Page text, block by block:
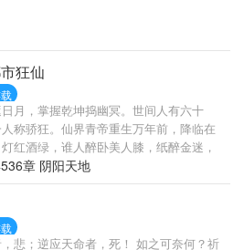
靖，燕南天，乔峰…… 当然，这个世界还
小龙女，王语嫣，宁中则…… 在这么一
世界，获得最强反派系统的他将何去何
狂仙
月，掌握乾坤捣幽冥。世间人有六十
称骄狂。仙界青帝重生万年前，降临在
红酒绿，谁人醉卧美人膝，纸醉金迷，
剑。世人笑我猖，世人笑我狂，你且
的天地，世人几经轮回，而我，依然在
，俯视众生。
章 阴阳天地
悲；逆应天命者，死！ 如之可奈何？祈